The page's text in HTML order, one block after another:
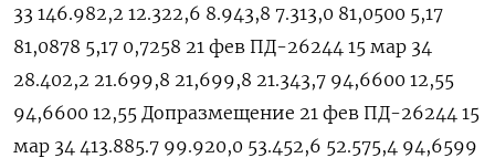
33 146.982,2 12.322,6 8.943,8 7.313,0 81,0500 5,17
81,0878 5,17 0,7258 21 фев ПД-26244 15 мар 34
28.402,2 21.699,8 21,699,8 21.343,7 94,6600 12,55
94,6600 12,55 Допразмещение 21 фев ПД-26244 15
мар 34 413.885.7 99.920,0 53.452,6 52.575,4 94,6599